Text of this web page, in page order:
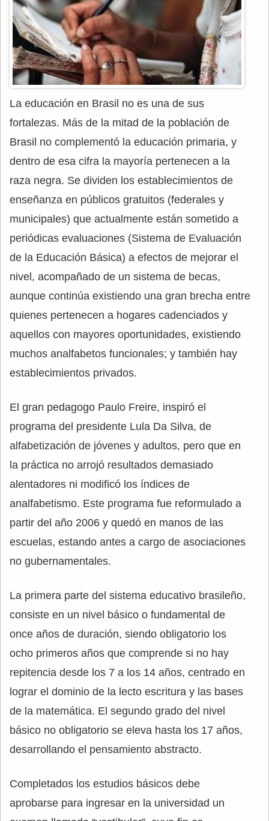
La educación en Brasil no es una de sus
fortalezas. Más de la mitad de la población de
Brasil no complementó la educación primaria, y
dentro de esa cifra la mayoría pertenecen a la
raza negra. Se dividen los establecimientos de
enseñanza en públicos gratuitos (federales y
municipales) que actualmente están sometido a
periódicas evaluaciones (Sistema de Evaluación
de la Educación Básica) a efectos de mejorar el
nivel, acompañado de un sistema de becas,
aunque continúa existiendo una gran brecha entre
quienes pertenecen a hogares cadenciados y
aquellos con mayores oportunidades, existiendo
muchos analfabetos funcionales; y también hay
establecimientos privados.
El gran pedagogo Paulo Freire, inspiró el
programa del presidente Lula Da Silva, de
alfabetización de jóvenes y adultos, pero que en
la práctica no arrojó resultados demasiado
alentadores ni modificó los índices de
analfabetismo. Este programa fue reformulado a
partir del año 2006 y quedó en manos de las
escuelas, estando antes a cargo de asociaciones
no gubernamentales.
La primera parte del sistema educativo brasileño,
consiste en un nivel básico o fundamental de
once años de duración, siendo obligatorio los
ocho primeros años que comprende si no hay
repitencia desde los 7 a los 14 años, centrado en
lograr el dominio de la lecto escritura y las bases
de la matemática. El segundo grado del nivel
básico no obligatorio se eleva hasta los 17 años,
desarrollando el pensamiento abstracto.
Completados los estudios básicos debe
aprobarse para ingresar en la universidad un